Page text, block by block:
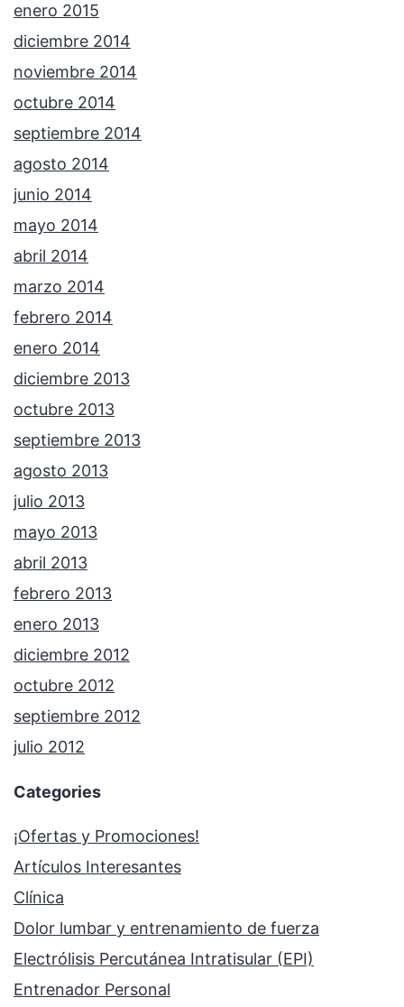
enero 2015
diciembre 2014
noviembre 2014
octubre 2014
septiembre 2014
agosto 2014
junio 2014
mayo 2014
abril 2014
marzo 2014
febrero 2014
enero 2014
diciembre 2013
octubre 2013
septiembre 2013
agosto 2013
julio 2013
mayo 2013
abril 2013
febrero 2013
enero 2013
diciembre 2012
octubre 2012
septiembre 2012
julio 2012
Categories
¡Ofertas y Promociones!
Artículos Interesantes
Clínica
Dolor lumbar y entrenamiento de fuerza
Electrólisis Percutánea Intratisular (EPI)
Entrenador Personal